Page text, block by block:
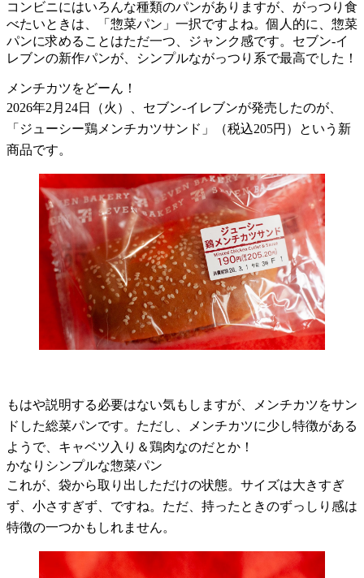
コンビニにはいろんな種類のパンがありますが、がっつり食
べたいときは、「惣菜パン」一択ですよね。個人的に、惣菜
パンに求めることはただ一つ、ジャンク感です。セブン-イ
レブンの新作パンが、シンプルながっつり系で最高でした！
メンチカツをどーん！
2026年2 月 24日（火）、セブン-イレブンが発売したのが、
「ジューシー鶏メンチカツサンド」（税込205円）という新
商品です。
もはや説明する必要はない気もしますが、メンチカツをサン
ドした総菜パンです。ただし、メンチカツに少し特徴がある
ようで、キャベツ入り＆鶏肉なのだとか！
かなりシンプルな惣菜パン
これが、袋から取り出しただけの状態。サイズは大きすぎ
ず、小さすぎず、ですね。ただ、持ったときのずっしり感は
特徴の一つかもしれません。